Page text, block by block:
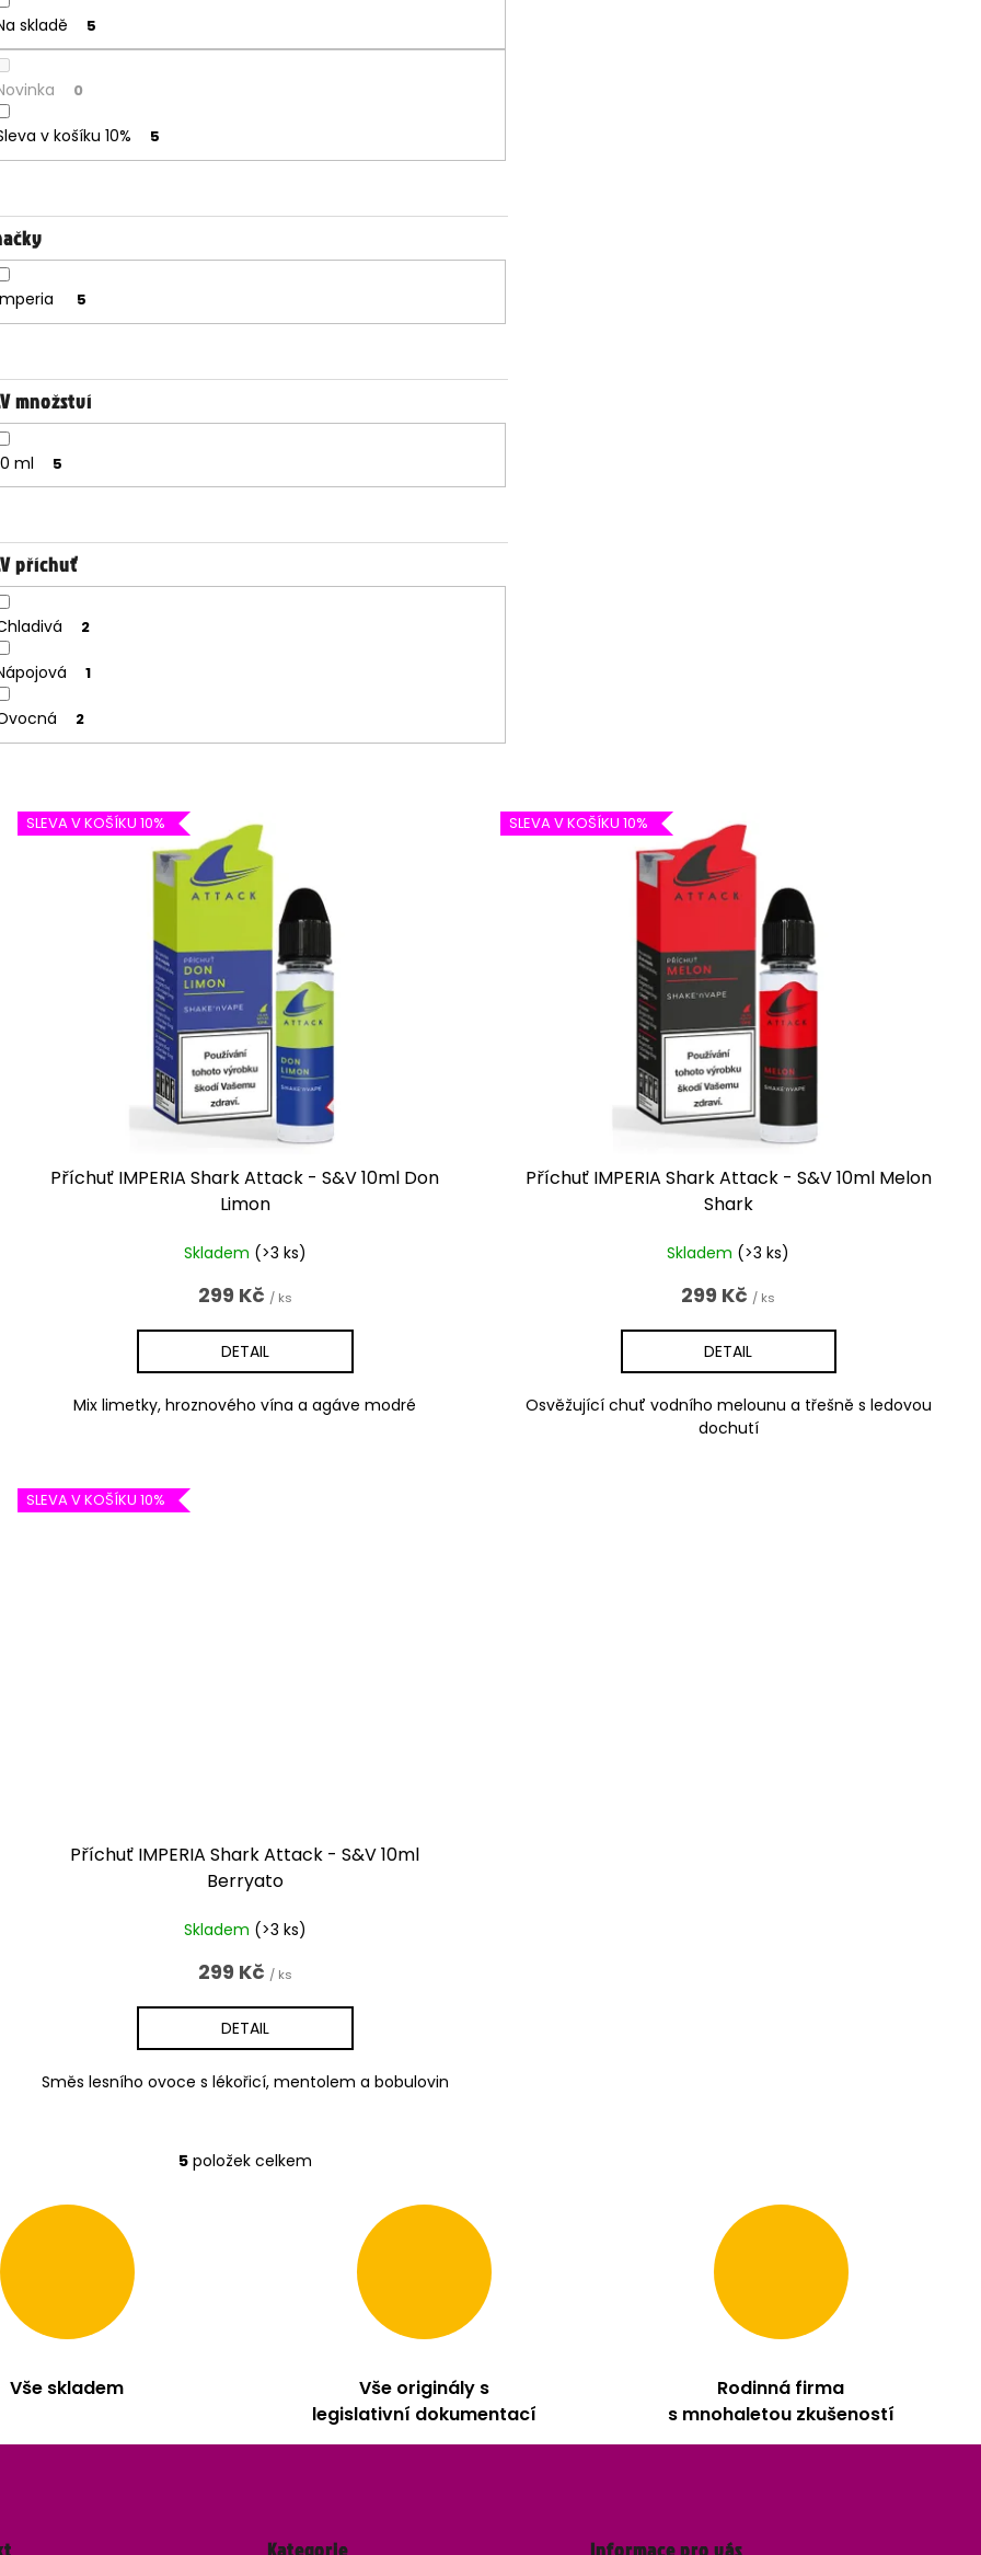
skladě 5
0
v košíku 10% 5
5
množství
ml 5
příchuť
2
1
2
SLEVA V KOŠÍKU 10%
Příchuť IMPERIA Shark Attack - S&V 10ml Don
Limon
Skladem (>3 ks)
299 Kč / ks
DETAIL
Mix limetky, hroznového vína a agáve modré
SLEVA V KOŠÍKU 10%
Příchuť IMPERIA Shark Attack - S&V 10ml Melon
Shark
Skladem (>3 ks)
299 Kč / ks
DETAIL
Osvěžující chuť vodního melounu a třešně s ledovou
dochutí
SLEVA V KOŠÍKU 10%
Příchuť IMPERIA Shark Attack - S&V 10ml
Berryato
Skladem (>3 ks)
299 Kč / ks
DETAIL
Směs lesního ovoce s lékořicí, mentolem a bobulovin
O
v
5 položek celkem
Vše skladem
Vše originály s
legislativní dokumentací
Rodinná firma
s mnohaletou zkušeností